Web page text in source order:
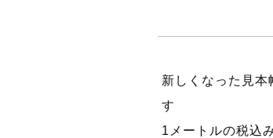
新しくなった見
す
1メートルの税込